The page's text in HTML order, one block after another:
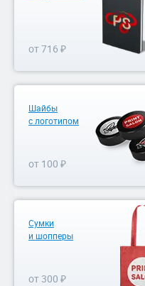
от 716 ₽
Шайбы
с логотипом
от 100 ₽
Сумки
и шопперы
от 300 ₽